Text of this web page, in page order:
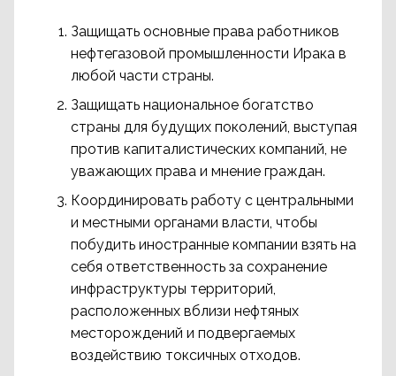
Защищать основные права работников
нефтегазовой промышленности Ирака в
любой части страны.
Защищать национальное богатство
страны для будущих поколений, выступая
против капиталистических компаний, не
уважающих права и мнение граждан.
Координировать работу с центральными
и местными органами власти, чтобы
побудить иностранные компании взять на
себя ответственность за сохранение
инфраструктуры территорий,
расположенных вблизи нефтяных
месторождений и подвергаемых
воздействию токсичных отходов.